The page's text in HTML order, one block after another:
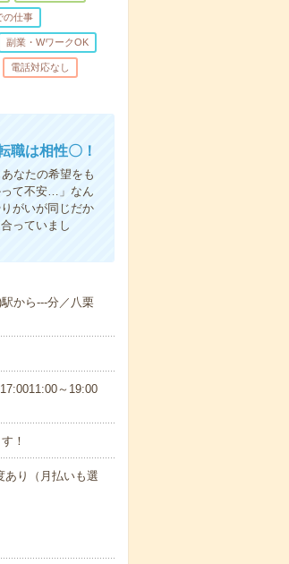
の仕事
副業・WワークOK
電話対応なし
は相性〇！
なたの希望をも
って不安…」なん
がいが同じだか
っていまし
から---分／八栗
～19:00
！
り（月払いも選